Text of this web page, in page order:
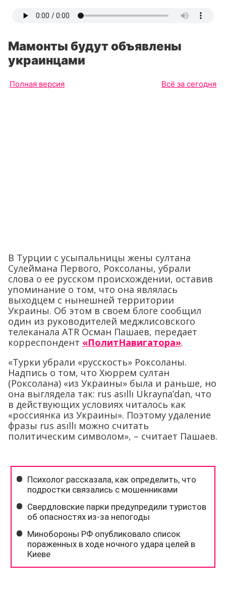
Мамонты будут объявлены
украинцами
Полная версия Всё за сегодня
В Турции с усыпальницы жены султана
Сулеймана Первого, Роксоланы, убрали
слова о ее русском происхождении, оставив
упоминание о том, что она являлась
выходцем с нынешней территории
Украины. Об этом в своем блоге сообщил
один из руководителей меджлисовского
телеканала ATR Осман Пашаев, передает
корреспондент «ПолитНавигатора».
«Турки убрали «русскость» Роксоланы.
Надпись о том, что Хюррем султан
(Роксолана) «из Украины» была и раньше, но
она выглядела так: rus asıllı Ukrayna’dan, что
в действующих условиях читалось как
«россиянка из Украины». Поэтому удаление
фразы rus asıllı можно считать
политическим символом», – считает Пашаев.